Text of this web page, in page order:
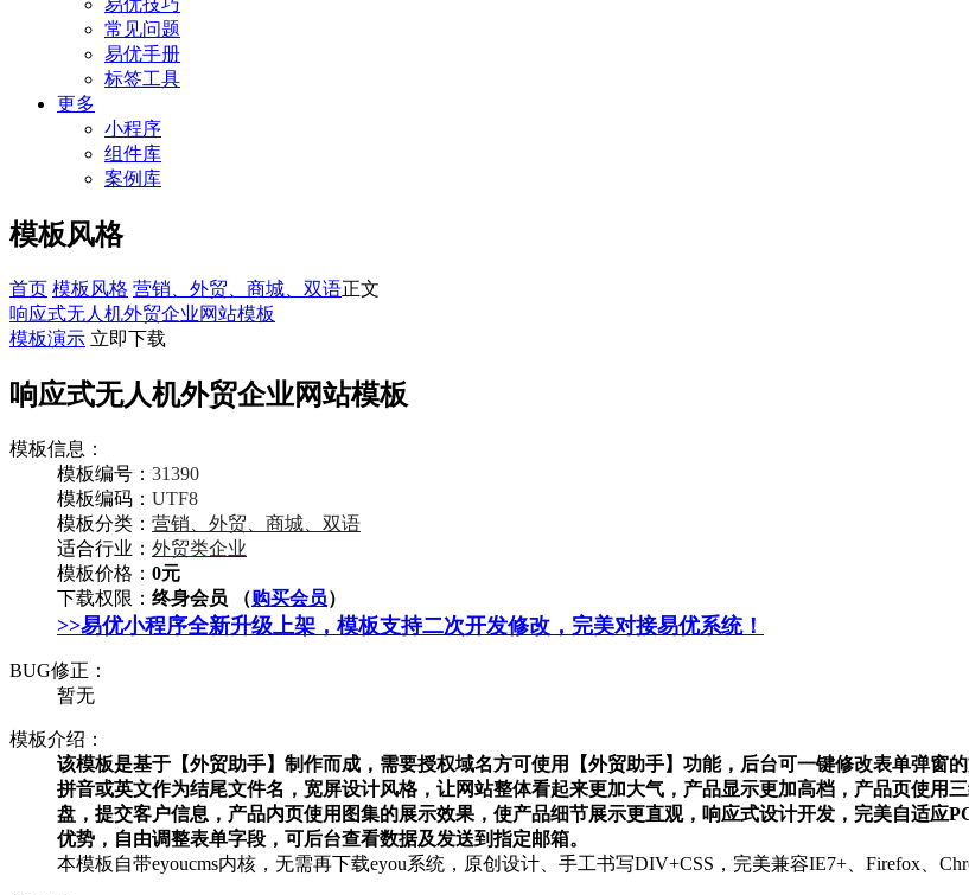
易优技巧
常见问题
易优手册
标签工具
更多
小程序
组件库
案例库
模板风格
首页 模板风格 营销、外贸、商城、双语正文
响应式无人机外贸企业网站模板
模板演示 立即下载
响应式无人机外贸企业网站模板
模板信息：
模板编号： 31390
模板编码： UTF8
模板分类： 营销、外贸、商城、双语
适合行业： 外贸类企业
模板价格： 0元
下载权限： 终身会员 （购买会员）
>>易优小程序全新升级上架，模板支持二次开发修改，完美对接易优系统！
BUG修正：
暂无
模板介绍：
该模板是基于【外贸助手】制作而成，需要授权域名方可使用【外贸助手】功能，后台可一键修改表单弹
拼音或英文作为结尾文件名，宽屏设计风格，让网站整体看起来更加大气，产品显示更加高档，产品页使用
盘，提交客户信息，产品内页使用图集的展示效果，使产品细节展示更直观，响应式设计开发，完美自适应
优势，自由调整表单字段，可后台查看数据及发送到指定邮箱。
本模板自带eyoucms内核，无需再下载eyou系统，原创设计、手工书写DIV+CSS，完美兼容IE7+、Firefox、